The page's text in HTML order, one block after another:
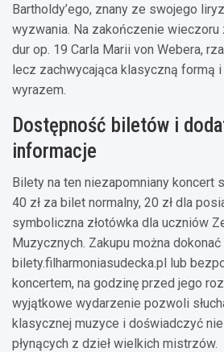
Bartholdy’ego, znany ze swojego
wyzwania. Na zakończenie
dur op. 19 Carla Marii von Webera,
lecz zachwycająca klasyczną formą
wyrazem.
Dostępność biletów i
informacje
Bilety na ten niezapomniany koncert
40 zł za bilet normalny, 20 zł dla
symboliczna złotówka dla uczniów
Muzycznych. Zakupu można
bilety.filharmoniasudecka.pl lub
koncertem, na godzinę przed jego
wyjątkowe wydarzenie pozwoli
klasycznej muzyce i doświadczyć
płynących z dzieł wielkich mistrzów.